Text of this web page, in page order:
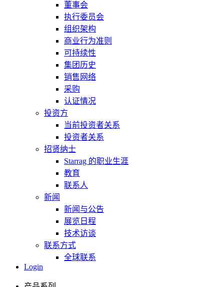
董事会
执行委员会
组织架构
商业行为准则
可持续性
集团历史
销售网络
采购
认证情况
投资方
当前投资者关系
投资者关系
招贤纳士
Starrag 的职业生涯
教育
联系人
新闻
新闻与公告
展览日程
技术访谈
联系方式
全球联系
Login